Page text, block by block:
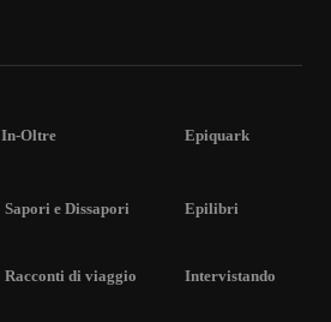
In-Oltre Epiquark
Sapori e Dissapori Epilibri
Racconti di viaggio Intervistando